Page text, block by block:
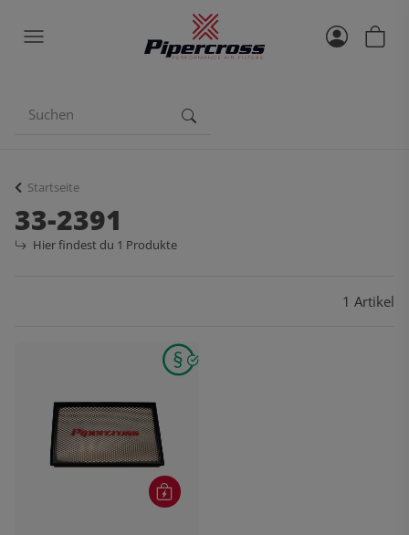
Startseite
33-2391
Hier findest du 1 Produkte
1 Artikel